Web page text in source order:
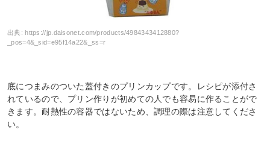
出典: https://jp.daisonet.com/products/4984343412880?
_pos=4&_sid=e95f14a22&_ss=r
底につまみのついた蓋付きのプリンカップです。レシピが添付さ
れているので、プリン作りが初めての人でも容易に作ることがで
きます。耐熱性の容器ではないため、調理の際は注意してくださ
い。